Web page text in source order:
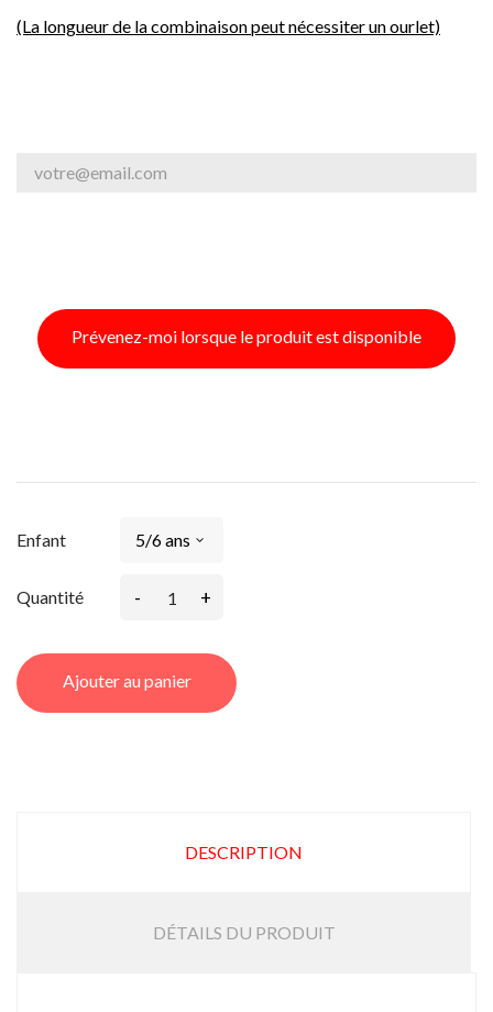
(La longueur de la combinaison peut nécessiter un ourlet)
Prévenez-moi lorsque le produit est disponible
Enfant
Quantité - +
Ajouter au panier
DESCRIPTION
DÉTAILS DU PRODUIT